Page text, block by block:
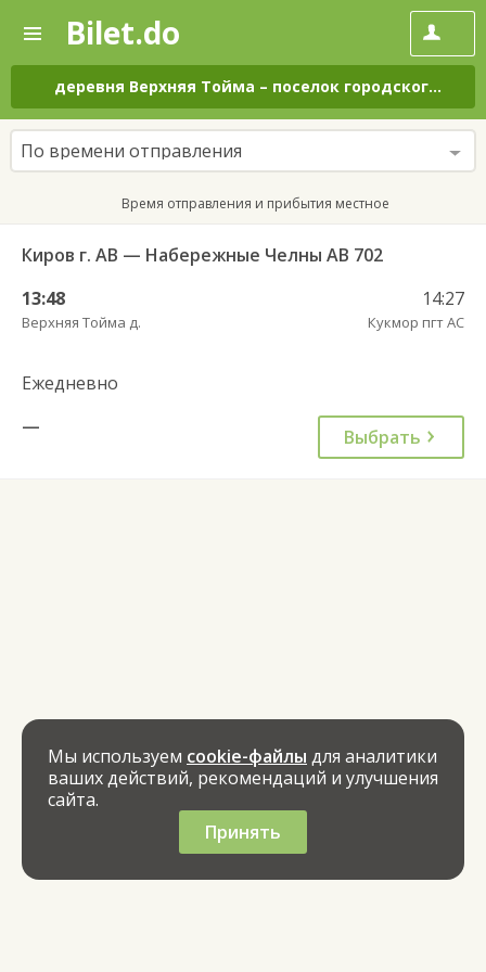
—
Поиск
и
покупка
билетов
на
автобус
онлайн
Bilet.do
деревня Верхняя Тойма – поселок городского типа Кукмор
По времени отправления
Время отправления и прибытия местное
Киров г. АВ — Набережные Челны АВ 702
13:48
Верхняя Тойма д.
14:27
Кукмор пгт АС
Ежедневно
—
Выбрать
Мы используем cookie-файлы для аналитики
ваших действий, рекомендаций и улучшения
сайта.
Принять